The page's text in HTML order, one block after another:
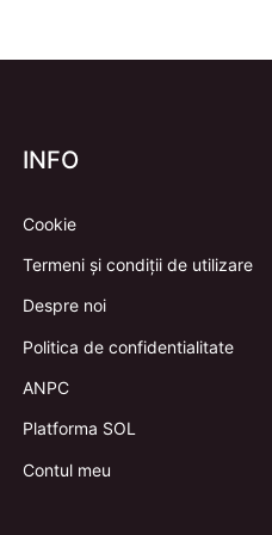
INFO
Cookie
Termeni și condiții de utilizare
Despre noi
Politica de confidentialitate
ANPC
Platforma SOL
Contul meu